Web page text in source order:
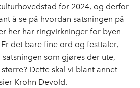
for 2024, og derfor
å se på hvordan satsningen på
her har ringvirkninger for byen
det bare fine ord og festtaler,
som gjøres der ute,
Dette skal vi blant annet
Krohn Devold.